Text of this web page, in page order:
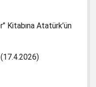
Kitabına Atatürk’ün
(17.4.2026)